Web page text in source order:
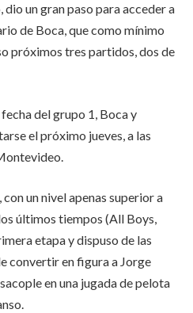
un gran paso para acceder a
de Boca, que como mínimo
próximos tres partidos, dos de
del grupo 1, Boca y
el próximo jueves, a las
un nivel apenas superior a
últimos tiempos (All Boys,
etapa y dispuso de las
convertir en figura a Jorge
en una jugada de pelota